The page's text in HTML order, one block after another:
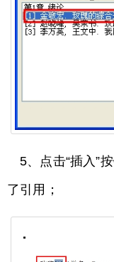
5、点击“插入”
了引用；